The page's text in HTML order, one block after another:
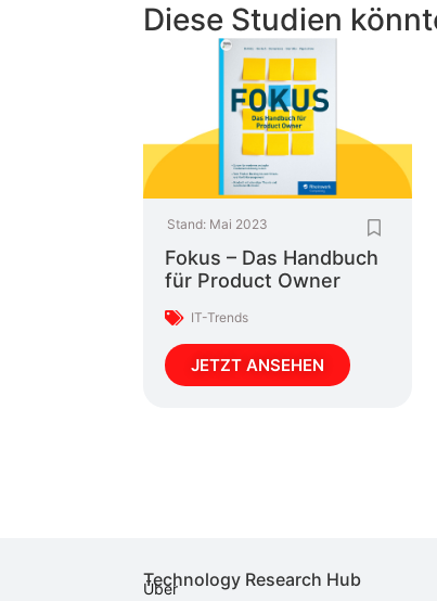
Diese Studien
Stand: Mai 2023
Fokus – Das Handbuch
für Product Owner
IT-Trends
JETZT ANSEHEN
Technology Research Hub
Über